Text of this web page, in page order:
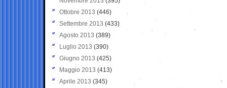
Ottobre 2013 (446)
Settembre 2013 (433)
Agosto 2013 (389)
Luglio 2013 (390)
Giugno 2013 (425)
Maggio 2013 (413)
Aprile 2013 (345)